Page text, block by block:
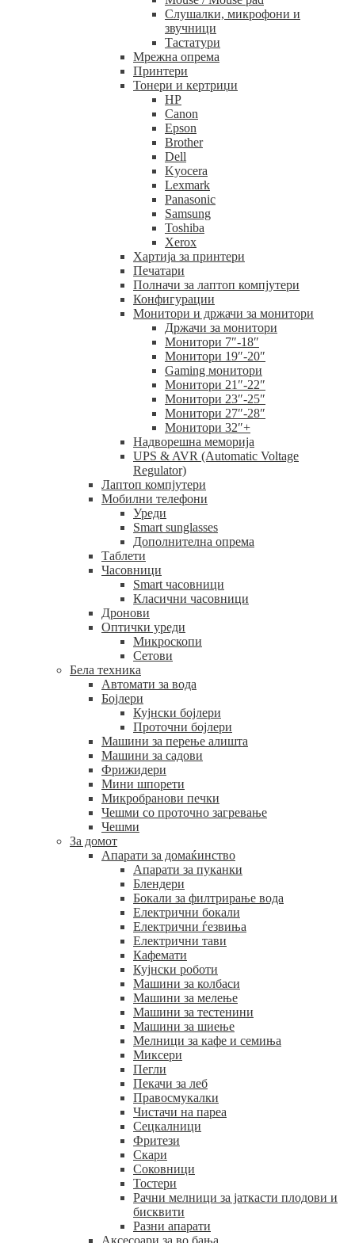
Слушалки, микрофони и
звучници
Тастатури
Мрежна опрема
Принтери
Тонери и кертриџи
HP
Canon
Epson
Brother
Dell
Kyocera
Lexmark
Panasonic
Samsung
Toshiba
Xerox
Хартија за принтери
Печатари
Полначи за лаптоп компјутери
Конфигурации
Монитори и држачи за монитори
Држачи за монитори
Монитори 7″-18″
Монитори 19″-20″
Gaming монитори
Монитори 21″-22″
Монитори 23″-25″
Монитори 27″-28″
Монитори 32″+
Надворешна меморија
UPS & AVR (Automatic Voltage
Regulator)
Лаптоп компјутери
Мобилни телефони
Уреди
Smart sunglasses
Дополнителна опрема
Таблети
Часовници
Smart часовници
Класични часовници
Дронови
Оптички уреди
Микроскопи
Сетови
Бела техника
Автомати за вода
Бојлери
Кујнски бојлери
Проточни бојлери
Машини за перење алишта
Машини за садови
Фрижидери
Мини шпорети
Микробранови печки
Чешми со проточно загревање
Чешми
За домот
Апарати за домаќинство
Апарати за пуканки
Блендери
Бокали за филтрирање вода
Електрични бокали
Електрични ѓезвиња
Електрични тави
Кафемати
Кујнски роботи
Машини за колбаси
Машини за мелење
Машини за тестенини
Машини за шиење
Мелници за кафе и семиња
Миксери
Пегли
Пекачи за леб
Правосмукалки
Чистачи на пареа
Сецкалници
Фритези
Скари
Соковници
Тостери
Рачни мелници за јаткасти плодови и
бисквити
Разни апарати
Аксесоари за во бања